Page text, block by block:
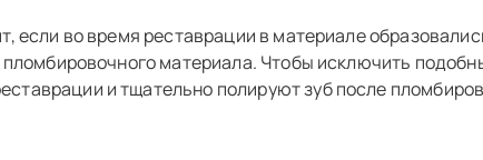
если во время реставрации в материале
материала. Чтобы исключить
и тщательно полируют зуб после